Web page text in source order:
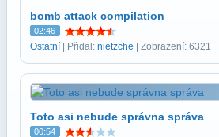
bomb attack compilation
02:46
Ostatní | Přidal: nietzche | Zobrazení: 6321
Toto asi nebude správna správa
00:54